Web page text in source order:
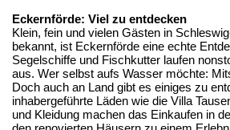
Eckernförde: Viel zu entdecken
Klein, fein und vielen Gästen in
bekannt, ist Eckernförde eine echte
Segelschiffe und Fischkutter laufen
aus. Wer selbst aufs Wasser möchte:
Doch auch an Land gibt es einiges zu
inhabergeführte Läden wie die Villa
und Kleidung machen das Einkaufen in